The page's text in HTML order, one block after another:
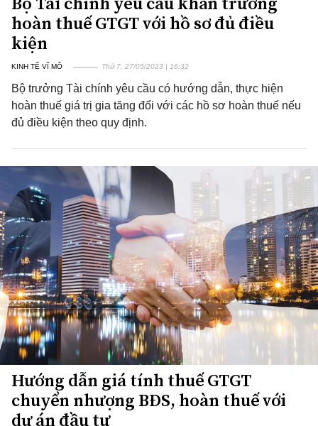
hoàn thuế GTGT với hồ sơ đủ điều
kiện
KINH TẾ VĨ MÔ Thứ 7, 27/05/2023 | 16:32
Bộ trưởng Tài chính yêu cầu có hướng dẫn, thực hiện
hoàn thuế giá trị gia tăng đối với các hồ sơ hoàn thuế nếu
đủ điều kiện theo quy định.
Hướng dẫn giá tính thuế GTGT
chuyển nhượng BĐS, hoàn thuế với
dự án đầu tư